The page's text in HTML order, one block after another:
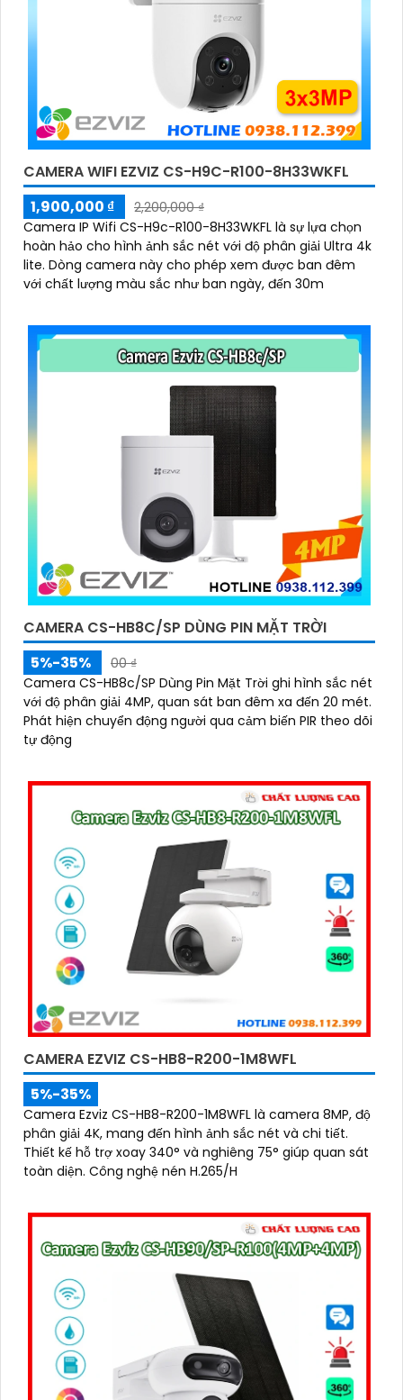
CAMERA WIFI EZVIZ CS-H9C-R100-8H33WKFL
1,900,000 ₫
2,200,000 ₫
Camera IP Wifi CS-H9c-R100-8H33WKFL là sự lựa chọn
hoàn hảo cho hình ảnh sắc nét với độ phân giải Ultra 4k
lite. Dòng camera này cho phép xem được ban đêm
với chất lượng màu sắc như ban ngày, đến 30m
CAMERA CS-HB8C/SP DÙNG PIN MẶT TRỜI
5%-35%
00 ₫
Camera CS-HB8c/SP Dùng Pin Mặt Trời ghi hình sắc nét
với độ phân giải 4MP, quan sát ban đêm xa đến 20 mét.
Phát hiện chuyển động người qua cảm biến PIR theo dõi
tự động
CAMERA EZVIZ CS-HB8-R200-1M8WFL
5%-35%
Camera Ezviz CS-HB8-R200-1M8WFL là camera 8MP, độ
phân giải 4K, mang đến hình ảnh sắc nét và chi tiết.
Thiết kế hỗ trợ xoay 340° và nghiêng 75° giúp quan sát
toàn diện. Công nghệ nén H.265/H